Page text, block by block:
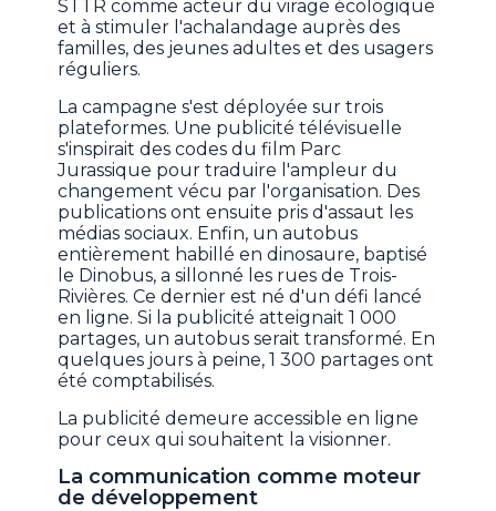
STTR comme acteur du virage écologique
et à stimuler l'achalandage auprès des
familles, des jeunes adultes et des usagers
réguliers.
La campagne s'est déployée sur trois
plateformes. Une publicité télévisuelle
s'inspirait des codes du film Parc
Jurassique pour traduire l'ampleur du
changement vécu par l'organisation. Des
publications ont ensuite pris d'assaut les
médias sociaux. Enfin, un autobus
entièrement habillé en dinosaure, baptisé
le Dinobus, a sillonné les rues de Trois-
Rivières. Ce dernier est né d'un défi lancé
en ligne. Si la publicité atteignait 1 000
partages, un autobus serait transformé. En
quelques jours à peine, 1 300 partages ont
été comptabilisés.
La publicité demeure accessible en ligne
pour ceux qui souhaitent la visionner.
La communication comme moteur
de développement